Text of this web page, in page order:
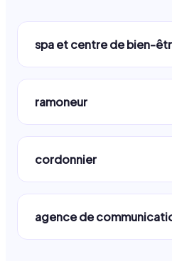
spa et centre de bien-
ramoneur
cordonnier
agence de